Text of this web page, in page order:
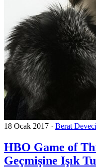
18 Ocak 2017 · Berat
HBO Game of
Geçmişine Işık